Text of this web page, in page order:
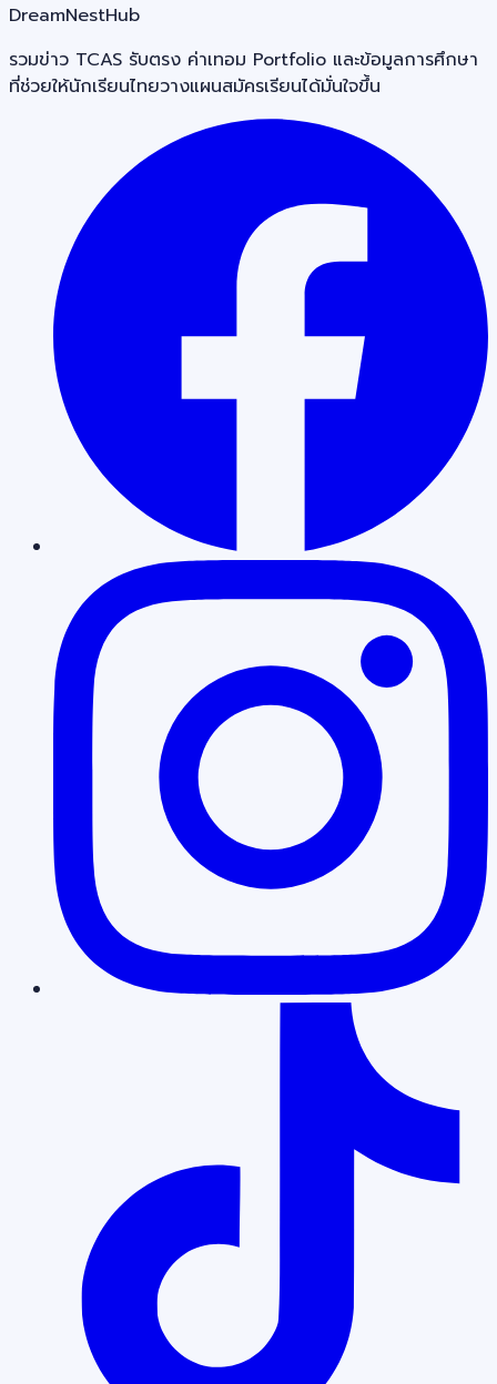
DreamNestHub
รวมข่าว TCAS รับตรง ค่าเทอม Portfolio และข้อมูลการศึกษา
ที่ช่วยให้นักเรียนไทยวางแผนสมัครเรียนได้มั่นใจขึ้น